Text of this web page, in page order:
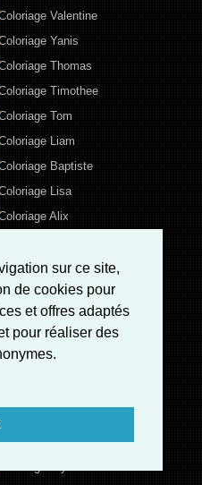
sur ce site,
de cookies pour
et offres adaptés
pour réaliser des
Valentine
Yanis
Thomas
Timothee
Tom
Liam
Baptiste
Lisa
Alix
Matthieu
Luna
Coloriage Rose
Coloriage Jeanne
Salome
Matteo